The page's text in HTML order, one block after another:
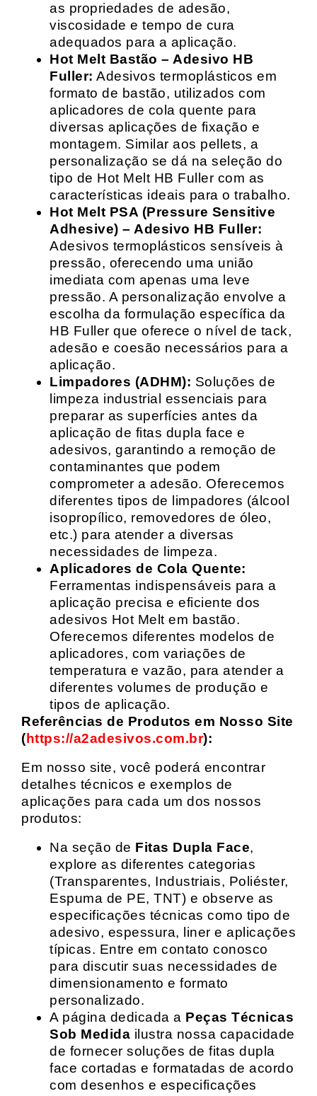
as propriedades de adesão,
viscosidade e tempo de cura
adequados para a aplicação.
Hot Melt Bastão – Adesivo HB
Fuller: Adesivos termoplásticos em
formato de bastão, utilizados com
aplicadores de cola quente para
diversas aplicações de fixação e
montagem. Similar aos pellets, a
personalização se dá na seleção do
tipo de Hot Melt HB Fuller com as
características ideais para o trabalho.
Hot Melt PSA (Pressure Sensitive
Adhesive) – Adesivo HB Fuller:
Adesivos termoplásticos sensíveis à
pressão, oferecendo uma união
imediata com apenas uma leve
pressão. A personalização envolve a
escolha da formulação específica da
HB Fuller que oferece o nível de tack,
adesão e coesão necessários para a
aplicação.
Limpadores (ADHM): Soluções de
limpeza industrial essenciais para
preparar as superfícies antes da
aplicação de fitas dupla face e
adesivos, garantindo a remoção de
contaminantes que podem
comprometer a adesão. Oferecemos
diferentes tipos de limpadores (álcool
isopropílico, removedores de óleo,
etc.) para atender a diversas
necessidades de limpeza.
Aplicadores de Cola Quente:
Ferramentas indispensáveis para a
aplicação precisa e eficiente dos
adesivos Hot Melt em bastão.
Oferecemos diferentes modelos de
aplicadores, com variações de
temperatura e vazão, para atender a
diferentes volumes de produção e
tipos de aplicação.
Referências de Produtos em Nosso Site
(https://a2adesivos.com.br):
Em nosso site, você poderá encontrar
detalhes técnicos e exemplos de
aplicações para cada um dos nossos
produtos:
Na seção de Fitas Dupla Face,
explore as diferentes categorias
(Transparentes, Industriais, Poliéster,
Espuma de PE, TNT) e observe as
especificações técnicas como tipo de
adesivo, espessura, liner e aplicações
típicas. Entre em contato conosco
para discutir suas necessidades de
dimensionamento e formato
personalizado.
A página dedicada a Peças Técnicas
Sob Medida ilustra nossa capacidade
de fornecer soluções de fitas dupla
face cortadas e formatadas de acordo
com desenhos e especificações